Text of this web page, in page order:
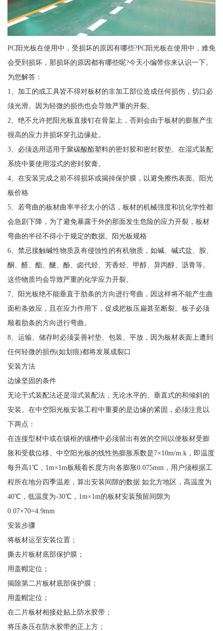
PC阳光板在使用中，受损坏的原因有哪些?PC阳光板在使用中，难免
会受到损坏，那损坏的原因都有哪些呢?今天小编带你来认识一下。
为您解答：
1、加工的或工具皆不得对板材的非加工部位造成任何损伤，切口必
须光滑。因为轻微的损伤也会导致严重的开裂。
2、绝不允许把阳光板直接钉在骨架上，否则会由于板材的膨胀产生
很高的应力并损坏穿孔边缘处。
3、必须选用适用于聚碳酸酯塑料的密封胶和密封胶垫。在湿式装配
系统中要使用湿式的密封胶膏。
4、在安装完成之前不得损坏或揭掉保护膜，以避免擦伤表面。阳光
板价格
5、若弯曲的板材曲率半径太小的话，板材的机械强度和抗化学性都
会急剧下降，为了避免暴露于外的那面发生危险的应力开裂，板材
弯曲的半径不得小于规定的数据。阳光板规格
6、禁忌接触碱性物质及有侵蚀性的有机物质，如碱、碱式盐、胺、
酮、醛、酯、醚、酚、卤代烃、芳香烃、甲醇、异丙醇、沥青等。
这些物质均会导致严重的化学应力开裂。
7、阳光板绝不能垂直于肋条的方向进行弯曲，因这样将不能产生曲
面桁条效应，且在应力作用下，促成把板压扁甚至断裂。板子必须
顺着肋条的方向进行弯曲。
8、运输、储存时必须妥善衬垫、包装、平放，因为板材表面上遭到
任何轻微的损伤(如划痕)都将发展成裂口
安装方法
边缘坚固的条件
无论干式装配法还是湿式装配法，无论水平的、垂直式的和倾斜的
安装。在中空阳光板安装工程中重要的是边缘的紧固，必须注意以
下两点：
在连接型材中或在镶框的镶槽中必须留出有效的空间以便板材受膨
胀和受载位移。中空阳光板的线性热膨胀系数是7×10m/m.k，即温度
每升高1℃，1m×1m板顺着长度方向各膨胀0.075mm，用户须根据工
程所在地分四季温差，算出安装间隙的数据:如北方地区，高温度为
40℃，低温度为-30℃，1m×1m的板材安装预留间隙为
0.07×70=4.9mm
安装步骤
将板材运至安装位置；
撕去片板材底部保护膜；
用盖帽定位；
揭除第二片板材底部保护膜；
用盖帽定位；
在二片板材相接处贴上防水胶带；
将压条压在防水胶带的正上方；